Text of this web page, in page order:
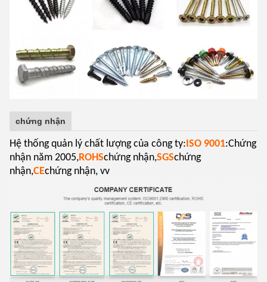
chứng nhận
Hệ thống quản lý chất lượng của công ty: ISO 9001:Chứng
nhận năm 2005,ROHSchứng nhận,SGSchứng
nhận,CEchứng nhận, vv